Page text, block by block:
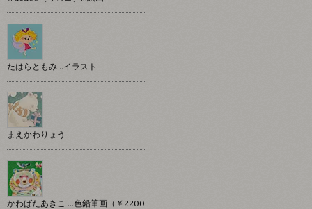
たはらともみ…イラスト
まえかわりょう
かわばたあきこ …色鉛筆画（￥2200